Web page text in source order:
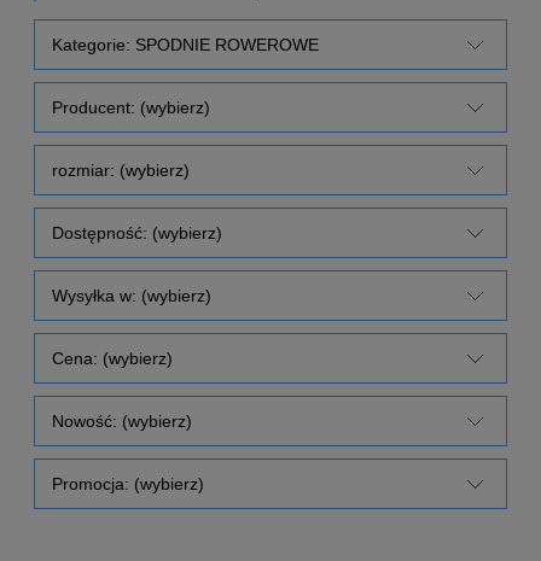
Kategorie: SPODNIE ROWEROWE
Producent: (wybierz)
rozmiar: (wybierz)
Dostępność: (wybierz)
Wysyłka w: (wybierz)
Cena: (wybierz)
Nowość: (wybierz)
Promocja: (wybierz)